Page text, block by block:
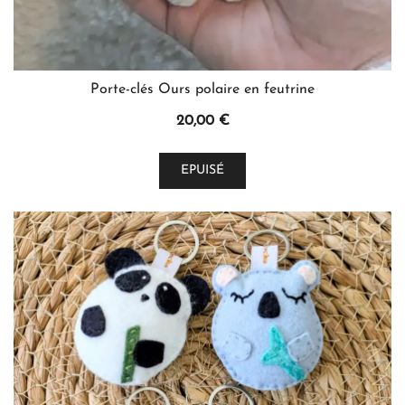
Porte-clés Ours polaire en feutrine
20,00 €
EPUISÉ